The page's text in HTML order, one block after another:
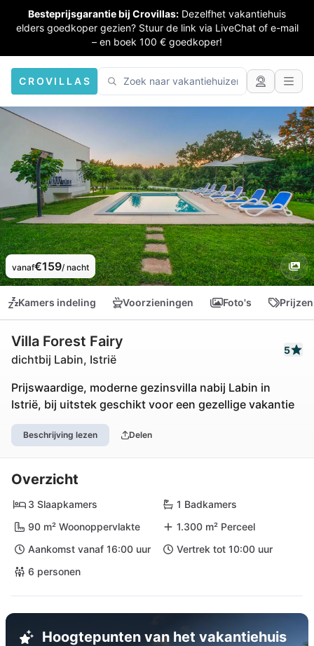
Besteprijsgarantie bij Crovillas: Dezelfhet vakantiehuis
elders goedkoper gezien? Stuur de link via LiveChat of e-mail
– en boek 100 € goedkoper!
CROVILLAS
vanaf€159/ nacht
Kamers indeling Voorzieningen Foto's
Villa Forest Fairy
dichtbij Labin, Istrië
5
Prijswaardige, moderne gezinsvilla nabij Labin in
Istrië, bij uitstek geschikt voor een gezellige vakantie
Beschrijving lezen Delen
Overzicht
3 Slaapkamers
1 Badkamers
90 m² Woonoppervlakte
1.300 m² Perceel
Aankomst vanaf 16:00 uur
Vertrek tot 10:00 uur
6 personen
Hoogtepunten van het vakantiehuis